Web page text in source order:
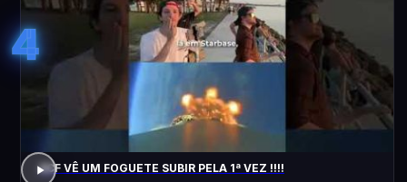
4
ACF VÊ UM FOGUETE SUBIR PELA 1ª VEZ !!!!